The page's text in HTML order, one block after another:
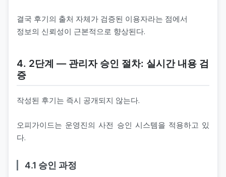
결국 후기의 출처 자체가 검증된 이용자라는 점에서
정보의 신뢰성이 근본적으로 향상된다.
4. 2단계 ― 관리자 승인 절차: 실시간 내용 검
증
작성된 후기는 즉시 공개되지 않는다.
오피가이드는 운영진의 사전 승인 시스템을 적용하고 있
다.
4.1 승인 과정